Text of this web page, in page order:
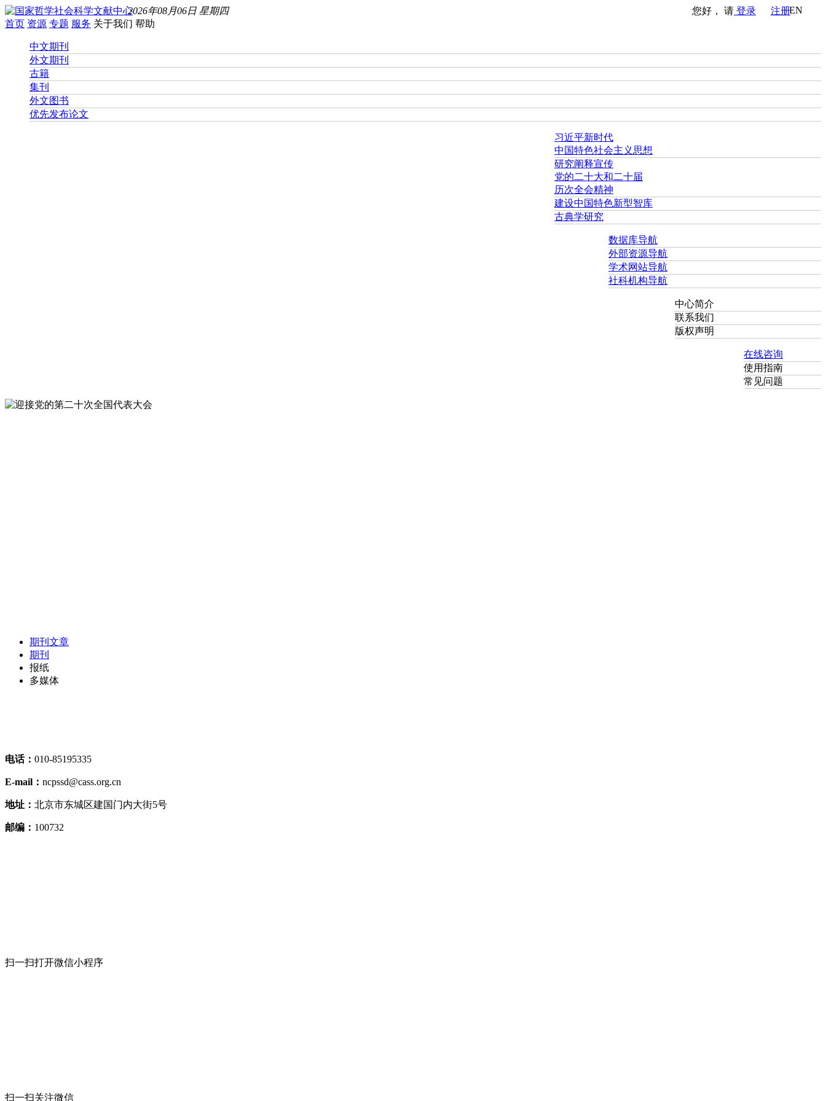
您好， 请 登录 注册EN
2026年08月06日 星期四
首页 资源 专题 服务 关于我们 帮助
中文期刊
外文期刊
古籍
集刊
外文图书
优先发布论文
习近平新时代
中国特色社会主义思想
研究阐释宣传
党的二十大和二十届
历次全会精神
建设中国特色新型智库
古典学研究
数据库导航
外部资源导航
学术网站导航
社科机构导航
中心简介
联系我们
版权声明
在线咨询
使用指南
常见问题
期刊文章
期刊
报纸
多媒体
电话： 010-85195335
E-mail： ncpssd@cass.org.cn
地址： 北京市东城区建国门内大街5号
邮编： 100732
扫一扫打开微信小程序
扫一扫关注微信